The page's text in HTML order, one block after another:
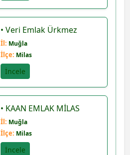
• Veri Emlak Ürkmez
İl: Muğla
İlçe: Milas
İncele
• KAAN EMLAK MİLAS
İl: Muğla
İlçe: Milas
İncele